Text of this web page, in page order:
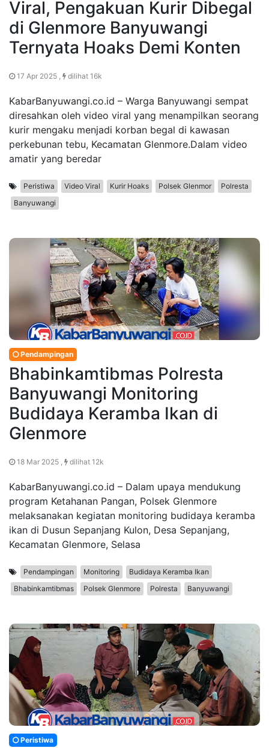
Viral, Pengakuan Kurir Dibegal
di Glenmore Banyuwangi
Ternyata Hoaks Demi Konten
17 Apr 2025 , dilihat 16k
KabarBanyuwangi.co.id – Warga Banyuwangi sempat
diresahkan oleh video viral yang menampilkan seorang
kurir mengaku menjadi korban begal di kawasan
perkebunan tebu, Kecamatan Glenmore.Dalam video
amatir yang beredar
Peristiwa Video Viral Kurir Hoaks Polsek Glenmor
Polresta
Banyuwangi
Pendampingan
Bhabinkamtibmas Polresta
Banyuwangi Monitoring
Budidaya Keramba Ikan di
Glenmore
18 Mar 2025 , dilihat 12k
KabarBanyuwangi.co.id – Dalam upaya mendukung
program Ketahanan Pangan, Polsek Glenmore
melaksanakan kegiatan monitoring budidaya keramba
ikan di Dusun Sepanjang Kulon, Desa Sepanjang,
Kecamatan Glenmore, Selasa
Pendampingan Monitoring
Budidaya Keramba Ikan
Bhabinkamtibmas
Polsek Glenmore Polresta Banyuwangi
Peristiwa